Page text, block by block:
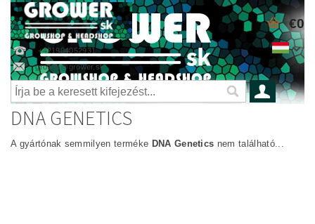
+421904052931
grower@grower.sk
€0
DNA GENETICS
A gyártónak semmilyen terméke DNA Genetics nem található...